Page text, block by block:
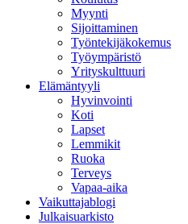
Myynti
Sijoittaminen
Työntekijäkokemus
Työympäristö
Yrityskulttuuri
Elämäntyyli
Hyvinvointi
Koti
Lapset
Lemmikit
Ruoka
Terveys
Vapaa-aika
Vaikuttajablogi
Julkaisuarkisto